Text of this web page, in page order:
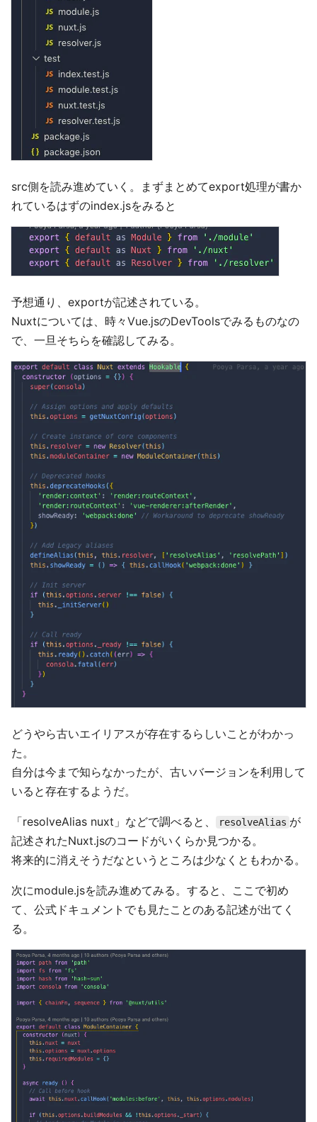
src側を読み進めていく。まずまとめてexport処理が書か
れているはずのindex.jsをみると
予想通り、exportが記述されている。
Nuxtについては、時々Vue.jsのDevToolsでみるものなの
で、一旦そちらを確認してみる。
どうやら古いエイリアスが存在するらしいことがわかっ
た。
自分は今まで知らなかったが、古いバージョンを利用して
いると存在するようだ。
「resolveAlias nuxt」などで調べると、 resolveAlias が
記述されたNuxt.jsのコードがいくらか見つかる。
将来的に消えそうだなというところは少なくともわかる。
次にmodule.jsを読み進めてみる。すると、ここで初め
て、公式ドキュメントでも見たことのある記述が出てく
る。